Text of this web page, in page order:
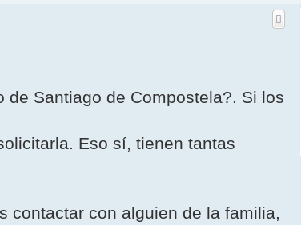
Santiago de Compostela?. Si los
Eso sí, tienen tantas
con alguien de la familia,